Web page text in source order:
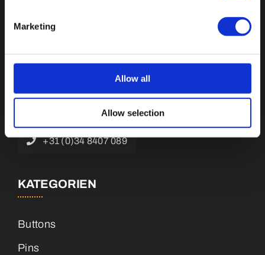
Marketing
Allow all
Allow selection
Botnische Golf 9a, 3446 CN Woerden,
info@vianenonline.nl
+31 (0)34 8407 089
KATEGORIEN
Buttons
Pins